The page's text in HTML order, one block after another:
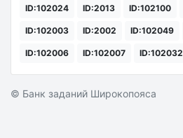
ID:102024 ID:2013 ID:102100
ID:102003 ID:2002 ID:102049
ID:102006 ID:102007 ID:102032
© Банк заданий Широкопояса